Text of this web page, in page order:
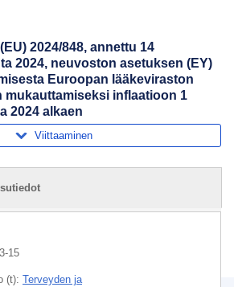
2024/848, annettu 14
2024, neuvoston asetuksen (EY)
Euroopan lääkeviraston
mukauttamiseksi inflaatioon 1
2024 alkaen
Viittaaminen
15
(t): Terveyden ja